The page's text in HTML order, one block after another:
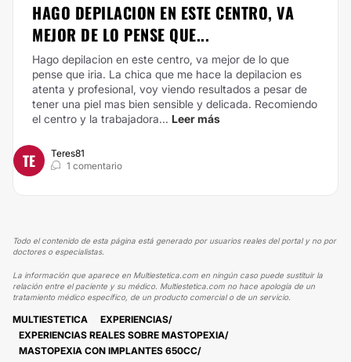
HAGO DEPILACION EN ESTE CENTRO, VA
MEJOR DE LO PENSE QUE...
Hago depilacion en este centro, va mejor de lo que
pense que iria. La chica que me hace la depilacion es
atenta y profesional, voy viendo resultados a pesar de
tener una piel mas bien sensible y delicada. Recomiendo
el centro y la trabajadora... Leer más
TE
Teres81
1 comentario
Todo el contenido de esta página está generado por usuarios reales del portal y no por
doctores o especialistas.
La información que aparece en Multiestetica.com en ningún caso puede sustituir la
relación entre el paciente y su médico. Multiestetica.com no hace apología de un
tratamiento médico específico, de un producto comercial o de un servicio.
MULTIESTETICA
EXPERIENCIAS
EXPERIENCIAS REALES SOBRE MASTOPEXIA
MASTOPEXIA CON IMPLANTES 650CC